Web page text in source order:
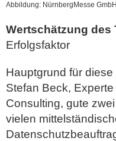
Abbildung: NürnbergMesse GmbH
Wertschätzung des
Erfolgsfaktor
Hauptgrund für
Stefan Beck,
Consulting, gute
vielen